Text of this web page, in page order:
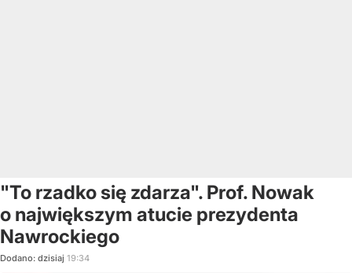
"To rzadko się zdarza". Prof. Nowak
o największym atucie prezydenta
Nawrockiego
Dodano: dzisiaj 19:34